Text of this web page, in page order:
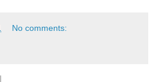
No comments: